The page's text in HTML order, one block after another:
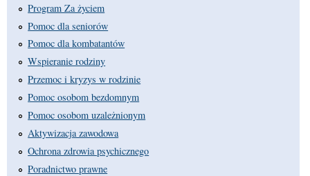
Program Za życiem
Pomoc dla seniorów
Pomoc dla kombatantów
Wspieranie rodziny
Przemoc i kryzys w rodzinie
Pomoc osobom bezdomnym
Pomoc osobom uzależnionym
Aktywizacja zawodowa
Ochrona zdrowia psychicznego
Poradnictwo prawne